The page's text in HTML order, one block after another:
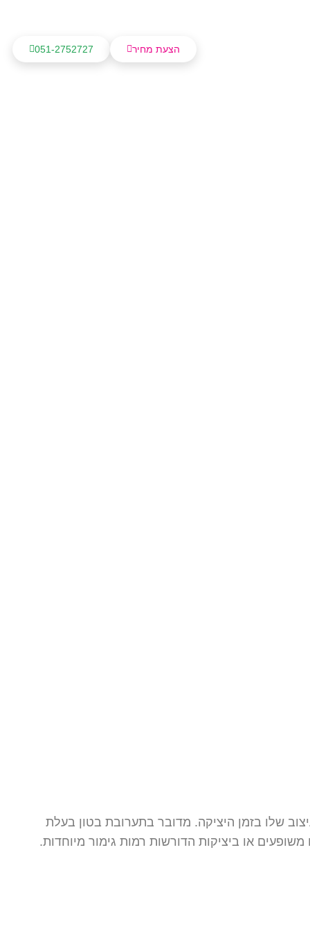
051-2752727 הצעת מחיר
שלו בזמן היציקה. מדובר בתערובת בטון בעלת
או ביציקות הדורשות רמות גימור מיוחדות.